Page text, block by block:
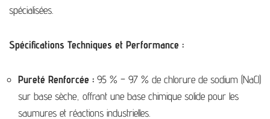
spécialisées.
Spécifications Techniques et Performance :
Pureté Renforcée : 95 % – 97 % de chlorure de sodium (NaCl)
sur base sèche, offrant une base chimique solide pour les
saumures et réactions industrielles.